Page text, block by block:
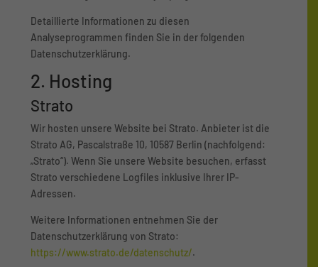
Detaillierte Informationen zu diesen
Analyseprogrammen finden Sie in der folgenden
Datenschutzerklärung.
2. Hosting
Strato
Wir hosten unsere Website bei Strato. Anbieter ist die
Strato AG, Pascalstraße 10, 10587 Berlin (nachfolgend:
„Strato“). Wenn Sie unsere Website besuchen, erfasst
Strato verschiedene Logfiles inklusive Ihrer IP-
Adressen.
Weitere Informationen entnehmen Sie der
Datenschutzerklärung von Strato:
https://www.strato.de/datenschutz/.